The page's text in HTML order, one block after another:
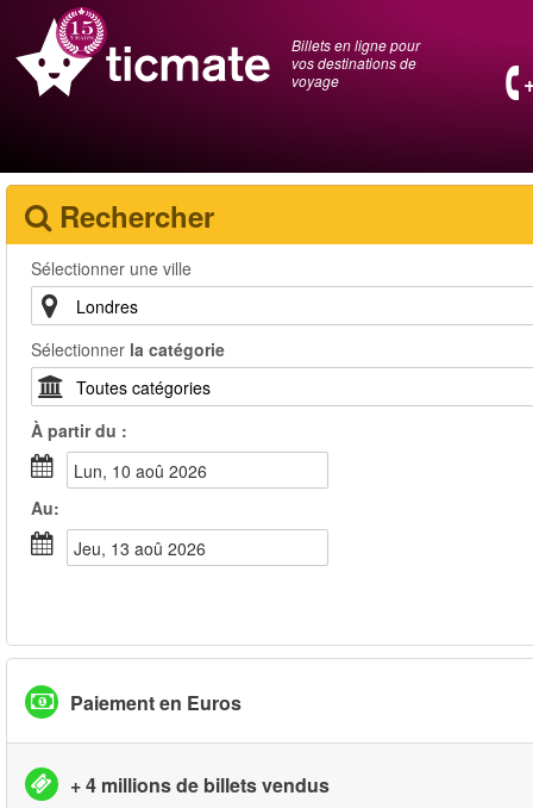
Billets en ligne pour
vos destinations de
voyage
Rechercher
Sélectionner une ville
Sélectionner la catégorie
À partir du :
lun, 10 aoû 2026
Au:
jeu, 13 aoû 2026
Paiement en Euros
+ 4 millions de billets vendus